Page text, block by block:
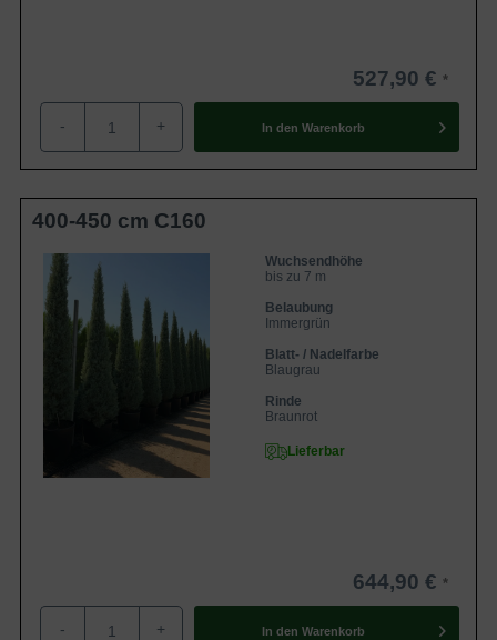
527,90 €
- + In den Warenkorb
400-450 cm C160
Wuchsendhöhe
bis zu 7 m
Belaubung
Immergrün
Blatt- / Nadelfarbe
Blaugrau
Rinde
Braunrot
Lieferbar
644,90 €
- + In den Warenkorb